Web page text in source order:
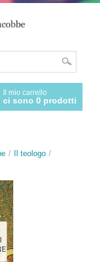
Il mio carrello
ci sono 0 prodotti
Il teologo